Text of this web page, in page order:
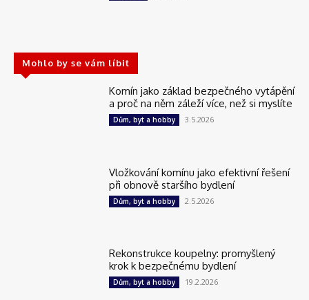
Mohlo by se vám líbit
Komín jako základ bezpečného vytápění
a proč na něm záleží více, než si myslíte
Dům, byt a hobby 3.5.2026
Vložkování komínu jako efektivní řešení
při obnově staršího bydlení
Dům, byt a hobby 2.5.2026
Rekonstrukce koupelny: promyšlený
krok k bezpečnému bydlení
Dům, byt a hobby 19.2.2026